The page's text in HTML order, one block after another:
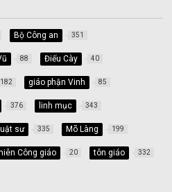
Bộ Công an 351
88 Điếu Cày 40
182 giáo phận Vinh 85
376 linh mục 343
luật sư 335 Mõ Làng 199
Công giáo 20 tôn giáo 332